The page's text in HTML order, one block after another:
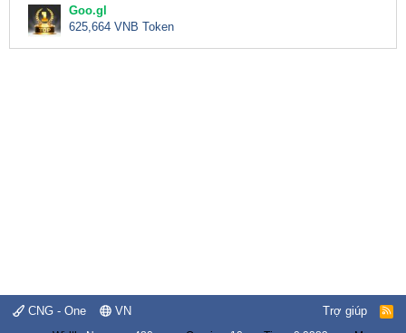
Goo.gl
625,664 VNB Token
CNG - One VN Trợ giúp
R